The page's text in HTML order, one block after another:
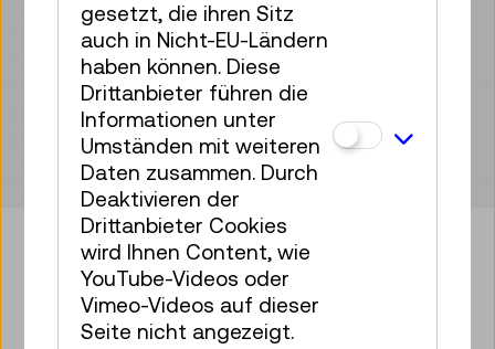
Bringen Sie etwas Technik in Ihr
Postfach!
gesetzt, die ihren Sitz
auch in Nicht-EU-Ländern
haben können. Diese
Drittanbieter führen die
Informationen unter
Umständen mit weiteren
Daten zusammen. Durch
Deaktivieren der
Drittanbieter Cookies
wird Ihnen Content, wie
YouTube-Videos oder
Vimeo-Videos auf dieser
Seite nicht angezeigt.